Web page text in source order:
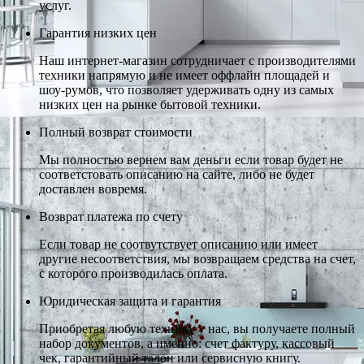
услуг.
Гарантия низких цен
Наш интернет-магазин сотрудничает с производителями
техники напрямую и не имеет оффлайн площадей и
шоу-румов, что позволяет удерживать одну из самых
низких цен на рынке бытовой техники.
Полный возврат стоимости
Мы полностью вернем вам деньги если товар будет не
соответстовать описанию на сайте, либо не будет
доставлен вовремя.
Возврат платежа по счету
Если товар не соотвутствует описанию или имеет
другие несоответствия, мы возвращаем средства на счет,
с которого производилась оплата.
Юридическая защита и гарантия
Приобретая любую технику у нас, вы получаете полный
набор документов, а именно: счет фактуру, кассовый
чек, гарантийный талон или сервисную книгу.